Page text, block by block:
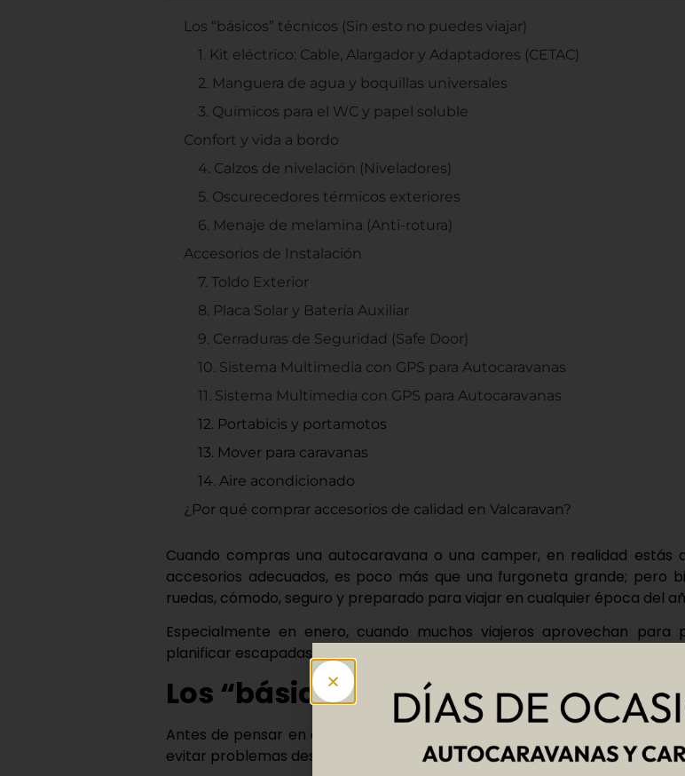
Los “básicos” técnicos (Sin esto no puedes viajar)
1. Kit eléctrico: Cable, Alargador y Adaptadores (CETAC)
2. Manguera de agua y boquillas universales
3. Químicos para el WC y papel soluble
Confort y vida a bordo
4. Calzos de nivelación (Niveladores)
5. Oscurecedores térmicos exteriores
6. Menaje de melamina (Anti-rotura)
Accesorios de Instalación
7. Toldo Exterior
8. Placa Solar y Batería Auxiliar
9. Cerraduras de Seguridad (Safe Door)
10. Sistema Multimedia con GPS para Autocaravanas
11. Sistema Multimedia con GPS para Autocaravanas
12. Portabicis y portamotos
13. Mover para caravanas
14. Aire acondicionado
¿Por qué comprar accesorios de calidad en Valcaravan?
Cuando compras una autocaravana o una camper, en realidad estás
accesorios adecuados, es poco más que una furgoneta grande; pero
ruedas, cómodo, seguro y preparado para viajar en cualquier época del
Especialmente en enero, cuando muchos viajeros aprovechan
planificar escapadas, es el momento ideal para revisar qué accesorios
Los “básicos” técnicos (Sin esto
Antes de pensar en comodidad o extras, hay una serie de accesorios
evitar problemas desde el primer día.